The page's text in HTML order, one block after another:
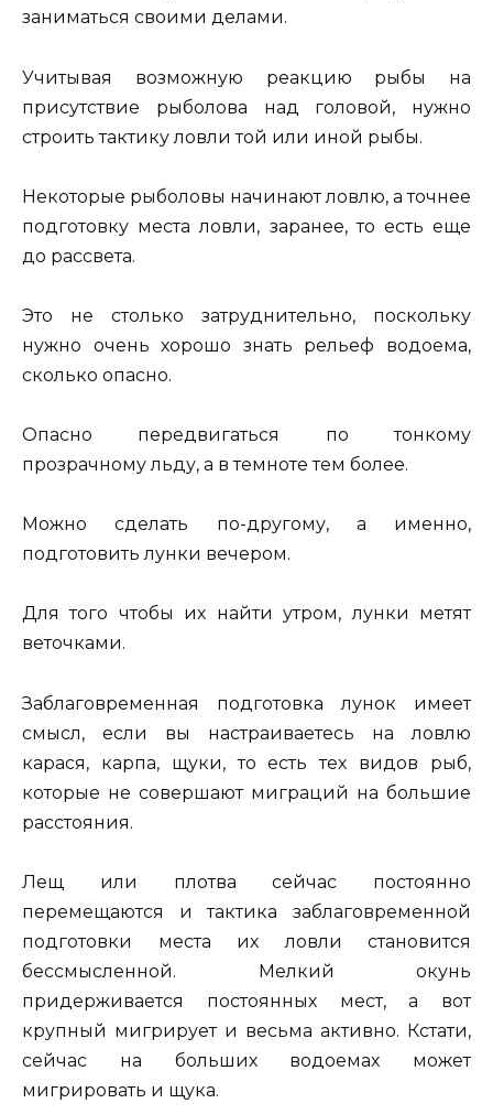
заниматься своими делами.
Учитывая возможную реакцию рыбы на
присутствие рыболова над головой, нужно
строить тактику ловли той или иной рыбы.
Некоторые рыболовы начинают ловлю, а точнее
подготовку места ловли, заранее, то есть еще
до рассвета.
Это не столько затруднительно, поскольку
нужно очень хорошо знать рельеф водоема,
сколько опасно.
Опасно передвигаться по тонкому
прозрачному льду, а в темноте тем более.
Можно сделать по-другому, а именно,
подготовить лунки вечером.
Для того чтобы их найти утром, лунки метят
веточками.
Заблаговременная подготовка лунок имеет
смысл, если вы настраиваетесь на ловлю
карася, карпа, щуки, то есть тех видов рыб,
которые не совершают миграций на большие
расстояния.
Лещ или плотва сейчас постоянно
перемещаются и тактика заблаговременной
подготовки места их ловли становится
бессмысленной. Мелкий окунь
придерживается постоянных мест, а вот
крупный мигрирует и весьма активно. Кстати,
сейчас на больших водоемах может
мигрировать и щука.